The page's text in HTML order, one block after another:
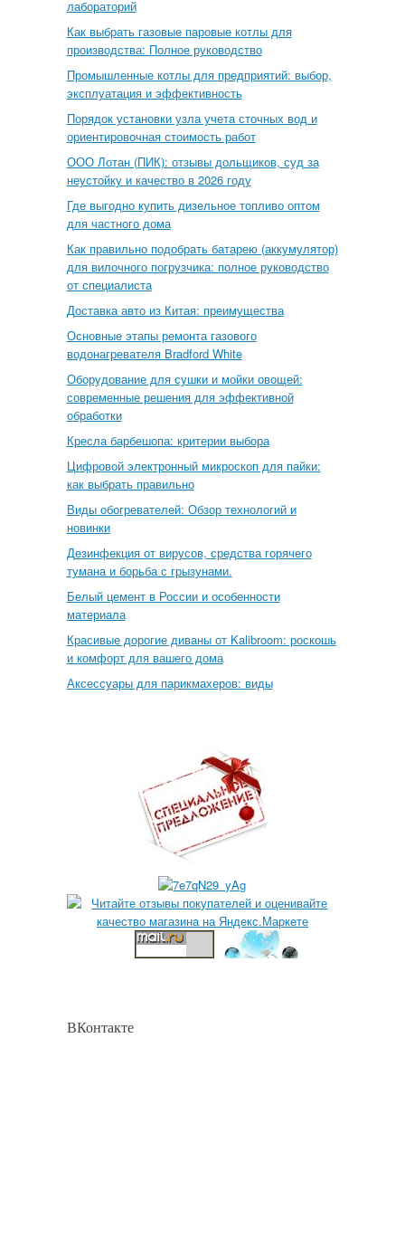
лабораторий
Как выбрать газовые паровые котлы для
производства: Полное руководство
Промышленные котлы для предприятий: выбор,
эксплуатация и эффективность
Порядок установки узла учета сточных вод и
ориентировочная стоимость работ
ООО Лотан (ПИК): отзывы дольщиков, суд за
неустойку и качество в 2026 году
Где выгодно купить дизельное топливо оптом
для частного дома
Как правильно подобрать батарею (аккумулятор)
для вилочного погрузчика: полное руководство
от специалиста
Доставка авто из Китая: преимущества
Основные этапы ремонта газового
водонагревателя Bradford White
Оборудование для сушки и мойки овощей:
современные решения для эффективной
обработки
Кресла барбешопа: критерии выбора
Цифровой электронный микроскоп для пайки:
как выбрать правильно
Виды обогревателей: Обзор технологий и
новинки
Дезинфекция от вирусов, средства горячего
тумана и борьба с грызунами.
Белый цемент в России и особенности
материала
Красивые дорогие диваны от Kalibroom: роскошь
и комфорт для вашего дома
Аксессуары для парикмахеров: виды
ВКонтакте